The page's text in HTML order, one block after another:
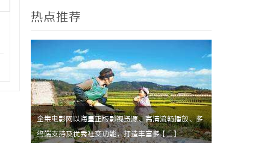
热点推荐
全集电影网以海量正版影视资源、高清流畅播放、多
终端支持及优秀社交功能，打造丰富多【....】